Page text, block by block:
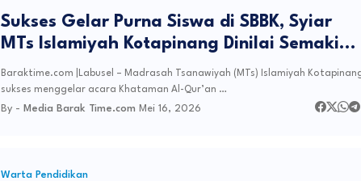
Sukses Gelar Purna Siswa di SBBK, Syiar
MTs Islamiyah Kotapinang Dinilai Semakin
Berjaya
Baraktime.com |Labusel – Madrasah Tsanawiyah (MTs) Islamiyah
sukses menggelar acara Khataman Al-Qur’an …
By - Media Barak Time.com Mei 16, 2026
Warta Pendidikan